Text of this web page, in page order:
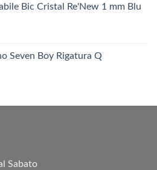
Bic Cristal Re'New 1 mm Blu
Seven Boy Rigatura Q
Sabato